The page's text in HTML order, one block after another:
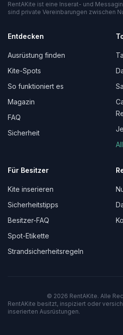
RentAKite ist eine Inserat- und
sind private Vereinbarungen zwischen
Entdecken
Ausrüstung finden
Kite-Spots
So funktioniert es
Magazin
FAQ
Sicherheit
Für Besitzer
Kite inserieren
Sicherheitstipps
Besitzer-FAQ
Spot-Etikette
Strandsicherheitsregeln
© 2026 RentAKite. Alle
RentAKite besitzt, inspiziert oder
inserierten Ausrüstungen.